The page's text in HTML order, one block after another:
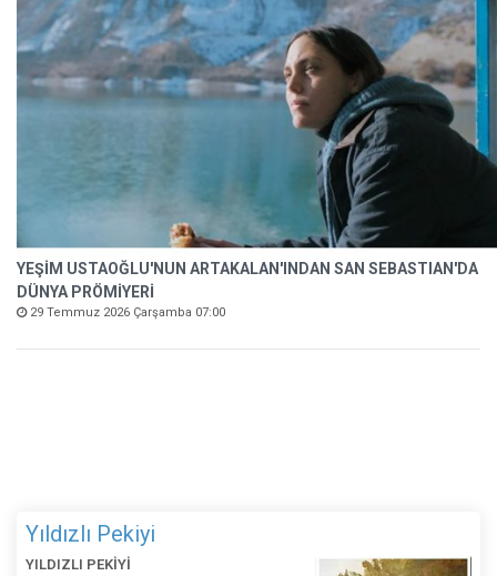
YEŞİM USTAOĞLU'NUN ARTAKALAN'INDAN SAN SEBASTIAN'DA
DÜNYA PRÖMİYERİ
29 Temmuz 2026 Çarşamba 07:00
Yıldızlı Pekiyi
YILDIZLI PEKİYİ